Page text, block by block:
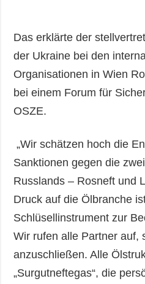
ZUSÄTZLICH
Veröffentlichungen
Interview
Das erklärte der
der Ukraine bei den
Organisationen in Wien
bei einem Forum für
OSZE.
„Wir schätzen hoch die
Sanktionen gegen die
Russlands – Rosneft und
Druck auf die Ölbranche
Schlüsellinstrument zur
Wir rufen alle Partner auf,
anzuschließen. Alle
„Surgutneftegas“, die